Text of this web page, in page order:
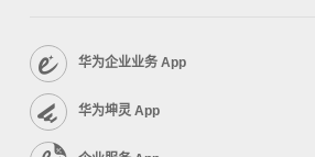
华为企业业务 App
华为坤灵 App